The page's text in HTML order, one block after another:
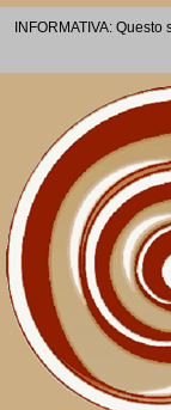
INFORMATIVA: